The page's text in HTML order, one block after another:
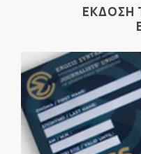
ΕΚΔΟΣΗ